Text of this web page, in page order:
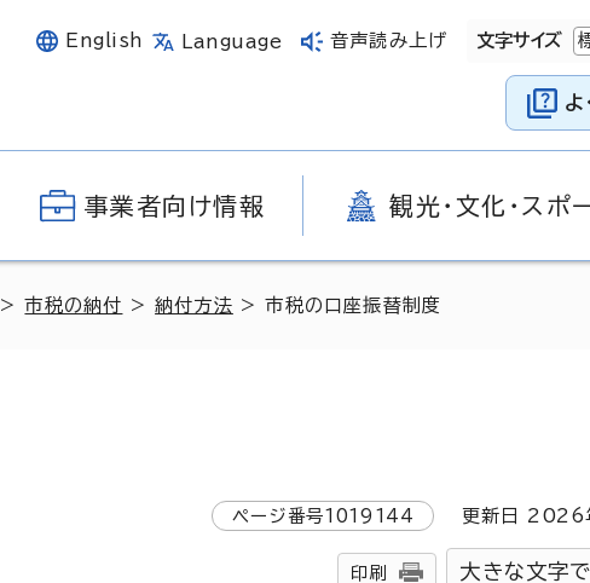
English Language 音声読み上げ 文字サイズ
よ
事業者向け情報 観光・文化・スポ
>市税の納付 >納付方法 > 市税の口座振替制度
ページ番号1019144 更新日 2026
印刷 大きな文字